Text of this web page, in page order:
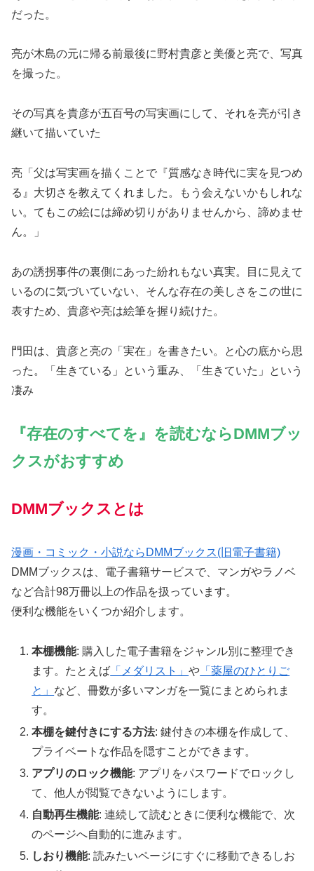
だった。
亮が木島の元に帰る前最後に野村貴彦と美優と亮で、写真
を撮った。
その写真を貴彦が五百号の写実画にして、それを亮が引き
継いて描いていた
亮「父は写実画を描くことで『質感なき時代に実を見つめ
る』大切さを教えてくれました。もう会えないかもしれな
い。てもこの絵には締め切りがありませんから、諦めませ
ん。」
あの誘拐事件の裏側にあった紛れもない真実。目に見えて
いるのに気づいていない、そんな存在の美しさをこの世に
表すため、貴彦や亮は絵筆を握り続けた。
門田は、貴彦と亮の「実在」を書きたい。と心の底から思
った。「生きている」という重み、「生きていた」という
凄み
『存在のすべてを』を読むならDMMブッ
クスがおすすめ
DMMブックスとは
漫画・コミック・小説ならDMMブックス(旧電子書籍)
DMMブックスは、電子書籍サービスで、マンガやラノベ
など合計98万冊以上の作品を扱っています。
便利な機能をいくつか紹介します。
本棚機能: 購入した電子書籍をジャンル別に整理でき
ます。たとえば 「メダリスト」や 「薬屋のひとりご
と」 など、冊数が多いマンガを一覧にまとめられま
す。
本棚を鍵付きにする方法: 鍵付きの本棚を作成して、
プライベートな作品を隠すことができます。
アプリのロック機能: アプリをパスワードでロックし
て、他人が閲覧できないようにします。
自動再生機能: 連続して読むときに便利な機能で、次
のページへ自動的に進みます。
しおり機能: 読みたいページにすぐに移動できるしお